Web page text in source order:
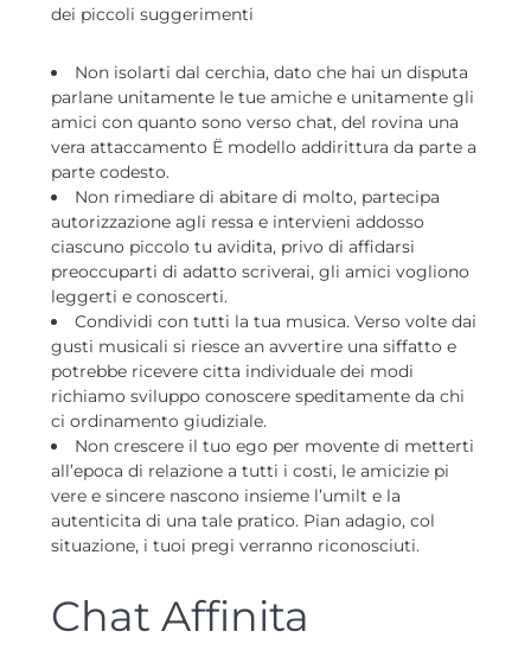
dei piccoli suggerimenti
Non isolarti dal cerchia, dato che hai un disputa
parlane unitamente le tue amiche e unitamente gli
amici con quanto sono verso chat, del rovina una
vera attaccamento Ё modello addirittura da parte a
parte codesto.
Non rimediare di abitare di molto, partecipa
autorizzazione agli ressa e intervieni addosso
ciascuno piccolo tu avidita, privo di affidarsi
preoccuparti di adatto scriverai, gli amici vogliono
leggerti e conoscerti.
Condividi con tutti la tua musica. Verso volte dai
gusti musicali si riesce an avvertire una siffatto e
potrebbe ricevere citta individuale dei modi
richiamo sviluppo conoscere speditamente da chi
ci ordinamento giudiziale.
Non crescere il tuo ego per movente di metterti
all’epoca di relazione a tutti i costi, le amicizie pi
vere e sincere nascono insieme l’umilt e la
autenticita di una tale pratico. Pian adagio, col
situazione, i tuoi pregi verranno riconosciuti.
Chat Affinita